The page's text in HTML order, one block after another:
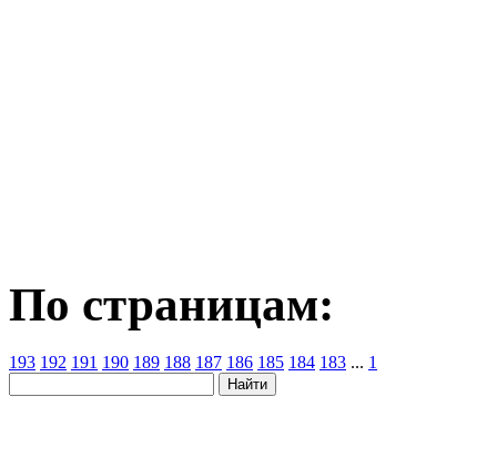
По страницам:
193 192 191 190 189 188 187 186 185 184 183 ... 1